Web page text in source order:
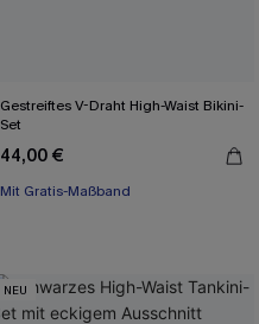
Gestreiftes V-Draht High-Waist Bikini-
Set
44,00 €
Mit Gratis-Maßband
NEU